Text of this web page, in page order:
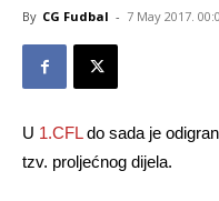
By CG Fudbal - 7 May 2017.
U 1.CFLdo sada je
tzv. proljećnog dijela.